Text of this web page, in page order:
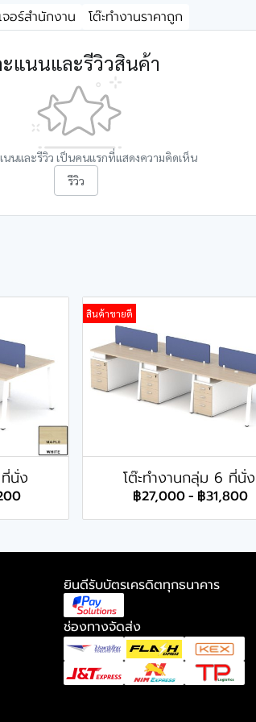
จอร์สำนักงาน โต๊ะทำงานราคาถูก
แนนและรีวิวสินค้า
นนและรีวิว เป็นคนแรกที่แสดงความคิดเห็น
รีวิว
นั่ง
สินค้าขายดี
โต๊ะทำงานกลุ่ม 6 ที่นั่ง
฿27,000- ฿31,800
ยินดีรับบัตรเครดิตทุกธนาคาร
ช่องทางจัดส่ง